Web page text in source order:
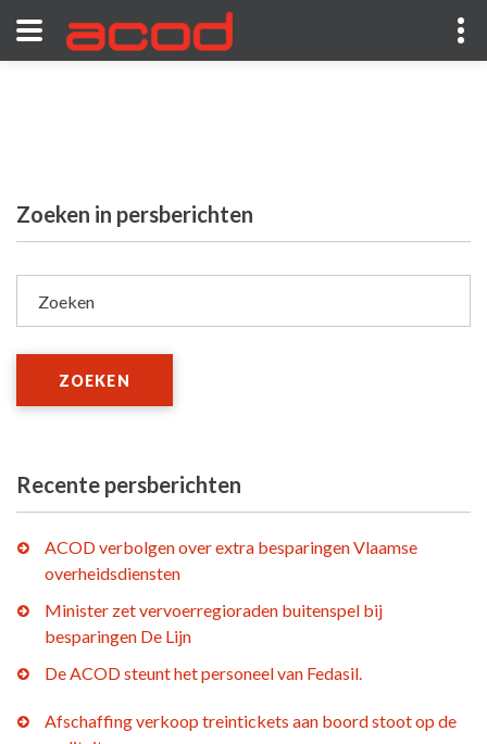
Zoeken in persberichten
Zoeken
ZOEKEN
Recente persberichten
ACOD verbolgen over extra besparingen Vlaamse
overheidsdiensten
Minister zet vervoerregioraden buitenspel bij
besparingen De Lijn
De ACOD steunt het personeel van Fedasil.
Afschaffing verkoop treintickets aan boord stoot op de